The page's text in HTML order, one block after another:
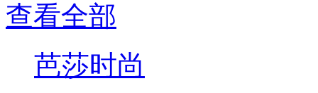
查看全部
芭莎时尚